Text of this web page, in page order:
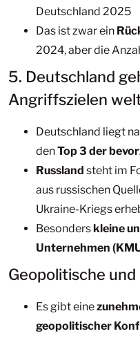
Deutschland 2025
Das ist zwar ein
2024, aber die
5. Deutschland
Angriffszielen
Deutschland liegt
denTop 3 der
Russland steht im
aus russischen
Ukraine-Kriegs
Besonderskleine
Unternehmen
Geopolitische
Es gibt eine
geopolitischer